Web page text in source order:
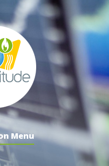
Menu